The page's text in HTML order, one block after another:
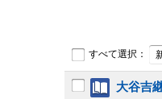
すべて選択：
大谷吉